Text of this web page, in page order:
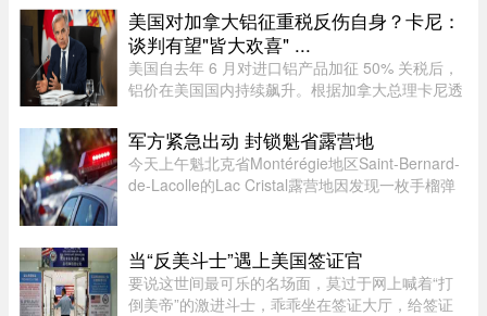
Street East 上空的这些色彩斑斓的小球早已成为该
街区乃至这座城市的象征 ...
美国对加拿大铝征重税反伤自身？卡尼：
谈判有望"皆大欢喜" ...
美国自去年 6 月对进口铝产品加征 50% 关税后，
铝价在美国国内持续飙升。根据加拿大总理卡尼透
物价指数上涨了 52%。卡尼在魁省一处 Rio Tinto
铝厂外对媒体表示："虽 ...
军方紧急出动 封锁魁省露营地
今天上午魁北克省Montérégie地区Saint-Bernard-
de-Lacolle的Lac Cristal露营地因发现一枚手榴弹
历史，目前对露营者没有 ...
当“反美斗士”遇上美国签证官
要说这世间最可乐的名场面，莫过于网上喊着“打
倒美帝”的激进斗士，乖乖坐在签证大厅，给签证